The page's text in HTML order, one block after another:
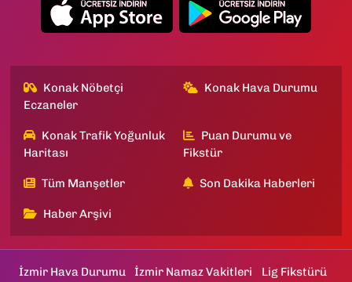
Konak Nöbetçi
Eczaneler
Konak Hava Durumu
Konak Trafik Yoğunluk
Haritası
Puan Durumu ve
Fikstür
Tüm Manşetler Son Dakika Haberleri
Haber Arşivi
İzmir Hava Durumu İzmir Namaz Vakitleri Lig Fikstürü